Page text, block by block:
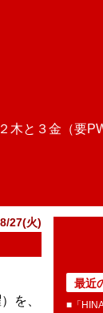
木と３金（要
27(火)
を、
最近
■「